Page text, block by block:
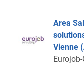
Area
Vienne